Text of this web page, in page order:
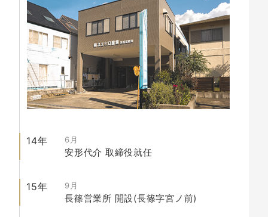
14年 6月
安形代介 取締役就任
15年 9月
長篠営業所 開設(長篠字宮ノ前)